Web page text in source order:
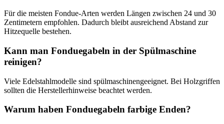
Für die meisten Fondue-Arten werden Längen zwischen 24 und 30
Zentimetern empfohlen. Dadurch bleibt ausreichend Abstand zur
Hitzequelle bestehen.
Kann man Fonduegabeln in der Spülmaschine
reinigen?
Viele Edelstahlmodelle sind spülmaschinengeeignet. Bei Holzgriffen
sollten die Herstellerhinweise beachtet werden.
Warum haben Fonduegabeln farbige Enden?